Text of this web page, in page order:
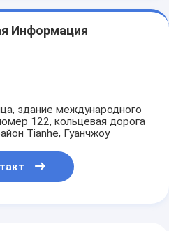
Информация
здание международного
122, кольцевая дорога
Tianhe, Гуанчжоу